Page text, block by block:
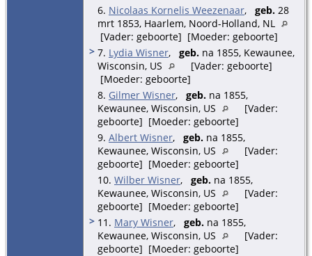
6. Nicolaas Kornelis Weezenaar, geb. 28
mrt 1853, Haarlem, Noord-Holland, NL
[Vader: geboorte] [Moeder: geboorte]
> 7. Lydia Wisner, geb. na 1855, Kewaunee,
Wisconsin, US
[Vader: geboorte]
[Moeder: geboorte]
8. Gilmer Wisner, geb. na 1855,
Kewaunee, Wisconsin, US
[Vader:
geboorte] [Moeder: geboorte]
9. Albert Wisner, geb. na 1855,
Kewaunee, Wisconsin, US
[Vader:
geboorte] [Moeder: geboorte]
10. Wilber Wisner, geb. na 1855,
Kewaunee, Wisconsin, US
[Vader:
geboorte] [Moeder: geboorte]
> 11. Mary Wisner, geb. na 1855,
Kewaunee, Wisconsin, US
[Vader:
geboorte] [Moeder: geboorte]